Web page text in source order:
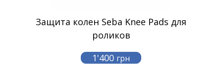
Защита колен Seba Knee Pads для
роликов
1'400 грн